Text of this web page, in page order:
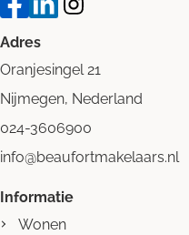
Adres
Oranjesingel 21
Nijmegen, Nederland
024-3606900
info@beaufortmakelaars.nl
Informatie
Wonen